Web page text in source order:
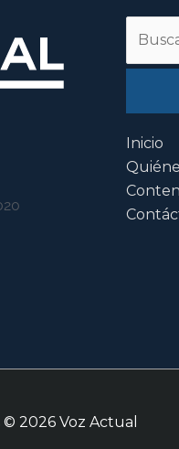
por:
Inicio
© 2026 Voz Actual